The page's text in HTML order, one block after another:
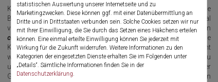
statistischen Auswertung unserer Internetseite und zu
Marketingzwecken. Diese können ggf. mit einer Datenübermittlung an
Dritte und in Drittstaaten verbunden sein. Solche Cookies setzen wir nur
mit Ihrer Einwilligung, die Sie durch das Setzen eines Häkchens erteilen
können. Eine einmal erteilte Einwilligung können Sie jederzeit mit
Wirkung für die Zukunft widerrufen. Weitere Informationen zu den
Kategorien der eingesetzten Dienste erhalten Sie im Folgenden unter
„Details“. Sämtliche Informationen finden Sie in der
Datenschutzerklärung
Komplexe Technologie heutiger Operationssäle über einfache
Bedienbarkeit für Chirurgen und medizinischem Personal
verfügbar zu machen, ist eine der wichtigsten Funktionalitäten von
core nova. Das OP-Integrationssystem bietet hierfür individuelle
Konzepte für eine investitionssichere OP Digitalisierung. Ermöglicht
wird dies durch maßgeschneiderte Projektierungen von OP-Umbau
und Neubauten hinsichtlich intuitiver Videoverteilung, integrierter
Gerätebedienung und digitaler Dokumentation. Hierfür werden